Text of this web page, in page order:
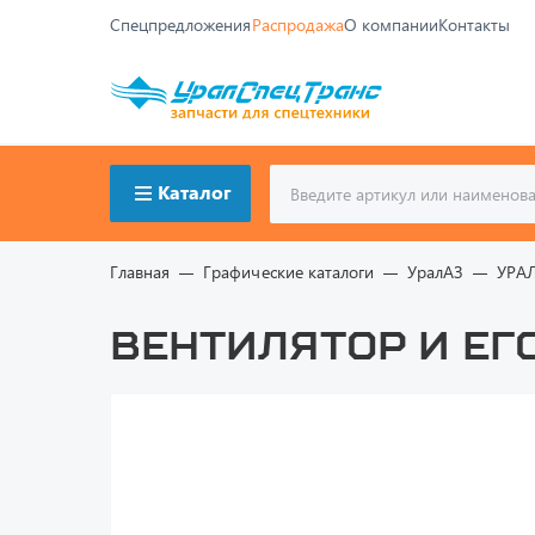
СпецпредложенияРаспродажаО компанииКонтакты
Каталог
Главная Графические каталоги УралАЗ
Вентилятор и